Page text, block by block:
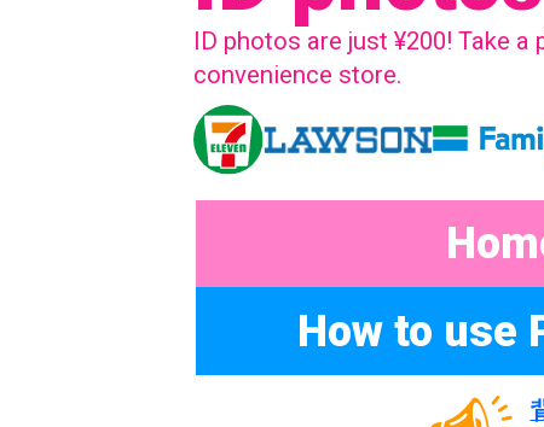
How to use